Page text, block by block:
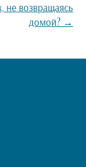
не возвращаясь
домой? →